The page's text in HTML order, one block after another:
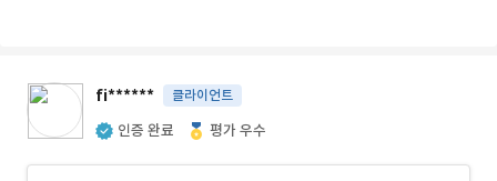
fi****** 클라이언트
인증 완료 평가 우수